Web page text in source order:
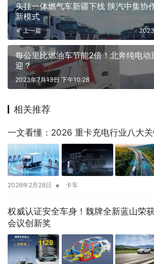
头挂一体燃气车新疆下线 陕汽中集协
新模式
上一篇
每公里比燃油车节能2倍！北奔纯电动
迎？
2023年7月13日 下午10:28
相关推荐
一文看懂：2026 重卡充电行业八大
2026年2月28日 • 卡车
权威认证安全车身！魏牌全新蓝山荣
会议创新奖